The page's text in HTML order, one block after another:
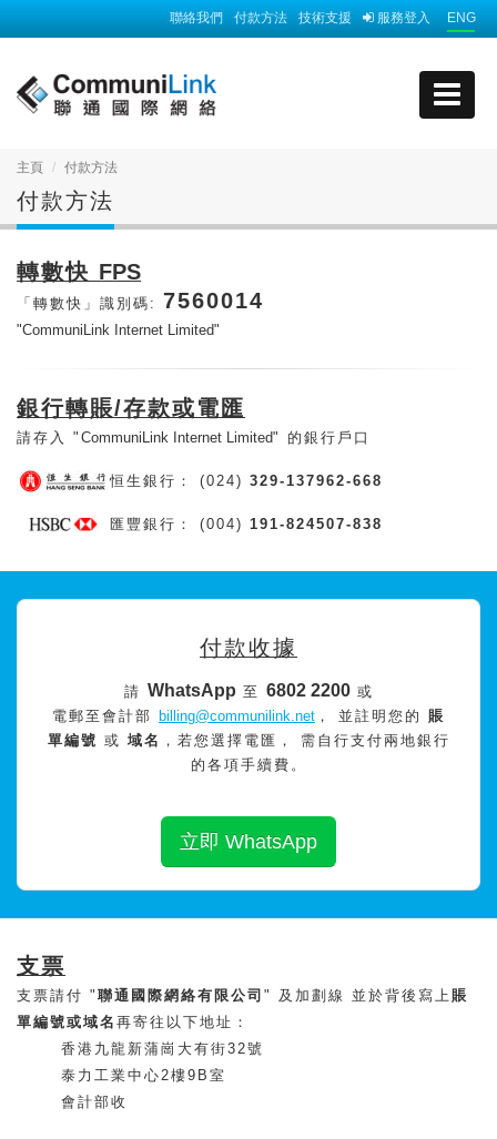
ENG
服務登入
技術支援
付款方法
聯絡我們
主頁 付款方法
付款方法
轉數快 FPS
「轉數快」識別碼: 7560014
"CommuniLink Internet Limited"
銀行轉賬/存款或電匯
請存入 " CommuniLink Internet Limited" 的銀行戶口
恒生銀行： (024) 329-137962-668
匯豐銀行： (004) 191-824507-838
付款收據
請 WhatsApp 至 6802 2200或
電郵至會計部
billing@communilink.net ， 並註明您的 賬
單編號 或 域名 ，若您選擇電匯， 需自行支付兩地銀行
的各項手續費。
立即 WhatsApp
支票
支票請付 " 聯通國際網絡有限公司 " 及加劃線 並於背後寫上賬
單編號或域名 再寄往以下地址：
香港九龍新蒲崗大有街32號
泰力工業中心2樓9B室
會計部收